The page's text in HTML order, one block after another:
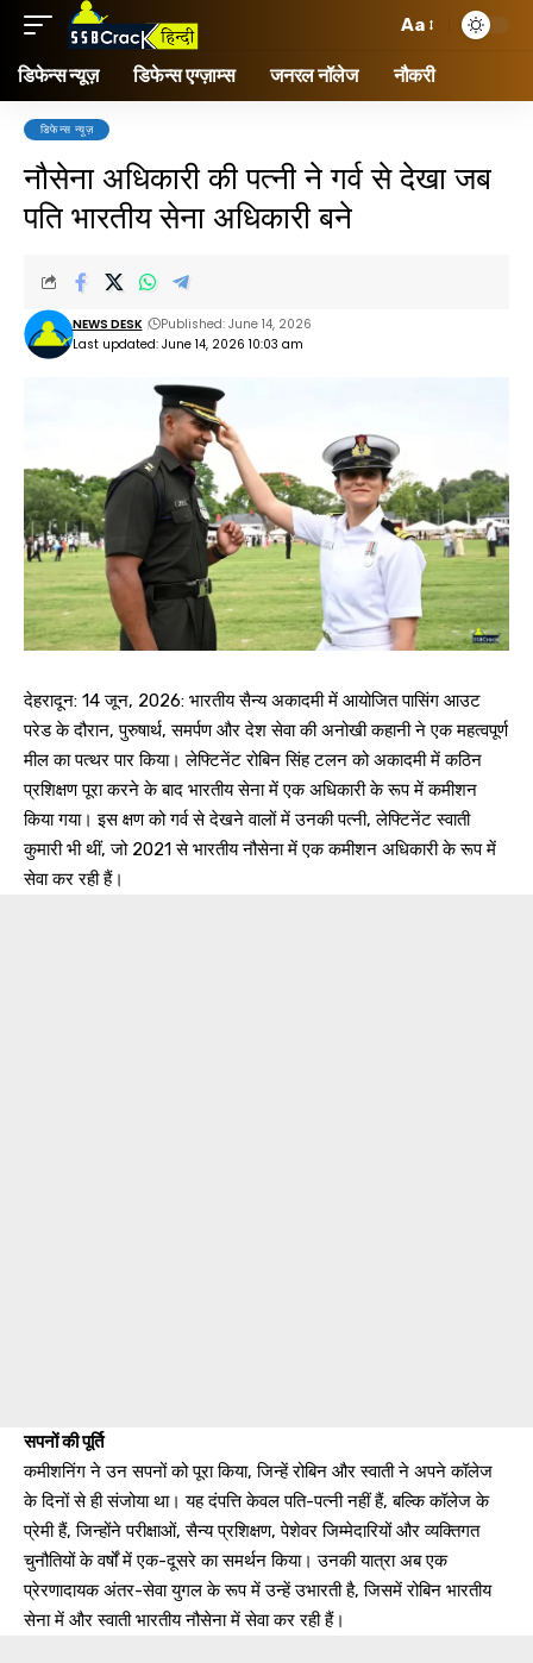
Aa
डिफेन्स न्यूज़ डिफेन्स एग्ज़ाम्स जनरल नॉलेज नौकरी
डिफेन्स न्यूज़
नौसेना अधिकारी की पत्नी ने गर्व से देखा जब
पति भारतीय सेना अधिकारी बने
Last updated: June 14, 2026 10:03 am
NEWS DESK Published: June 14, 2026
देहरादून: 14 जून, 2026: भारतीय सैन्य अकादमी में आयोजित पासिंग आउट
परेड के दौरान, पुरुषार्थ, समर्पण और देश सेवा की अनोखी कहानी ने एक महत्वपूर्ण
मील का पत्थर पार किया। लेफ्टिनेंट रोबिन सिंह टलन को अकादमी में कठिन
प्रशिक्षण पूरा करने के बाद भारतीय सेना में एक अधिकारी के रूप में कमीशन
किया गया। इस क्षण को गर्व से देखने वालों में उनकी पत्नी, लेफ्टिनेंट स्वाती
कुमारी भी थीं, जो 2021 से भारतीय नौसेना में एक कमीशन अधिकारी के रूप में
सेवा कर रही हैं।
सपनों की पूर्ति
कमीशनिंग ने उन सपनों को पूरा किया, जिन्हें रोबिन और स्वाती ने अपने कॉलेज
के दिनों से ही संजोया था। यह दंपत्ति केवल पति-पत्नी नहीं हैं, बल्कि कॉलेज के
प्रेमी हैं, जिन्होंने परीक्षाओं, सैन्य प्रशिक्षण, पेशेवर जिम्मेदारियों और व्यक्तिगत
चुनौतियों के वर्षों में एक-दूसरे का समर्थन किया। उनकी यात्रा अब एक
प्रेरणादायक अंतर-सेवा युगल के रूप में उन्हें उभारती है, जिसमें रोबिन भारतीय
सेना में और स्वाती भारतीय नौसेना में सेवा कर रही हैं।